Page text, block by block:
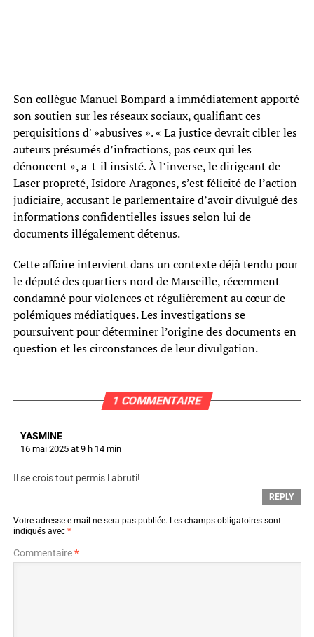
Son collègue Manuel Bompard a immédiatement apporté
son soutien sur les réseaux sociaux, qualifiant ces
perquisitions d' »abusives ». « La justice devrait cibler les
auteurs présumés d’infractions, pas ceux qui les
dénoncent », a-t-il insisté. À l’inverse, le dirigeant de
Laser propreté, Isidore Aragones, s’est félicité de l’action
judiciaire, accusant le parlementaire d’avoir divulgué des
informations confidentielles issues selon lui de
documents illégalement détenus.
Cette affaire intervient dans un contexte déjà tendu pour
le député des quartiers nord de Marseille, récemment
condamné pour violences et régulièrement au cœur de
polémiques médiatiques. Les investigations se
poursuivent pour déterminer l’origine des documents en
question et les circonstances de leur divulgation.
1 COMMENTAIRE
YASMINE
16 mai 2025 at 9 h 14 min
Il se crois tout permis l abruti!
REPLY
Votre adresse e-mail ne sera pas publiée. Les champs obligatoires sont
indiqués avec *
Commentaire*